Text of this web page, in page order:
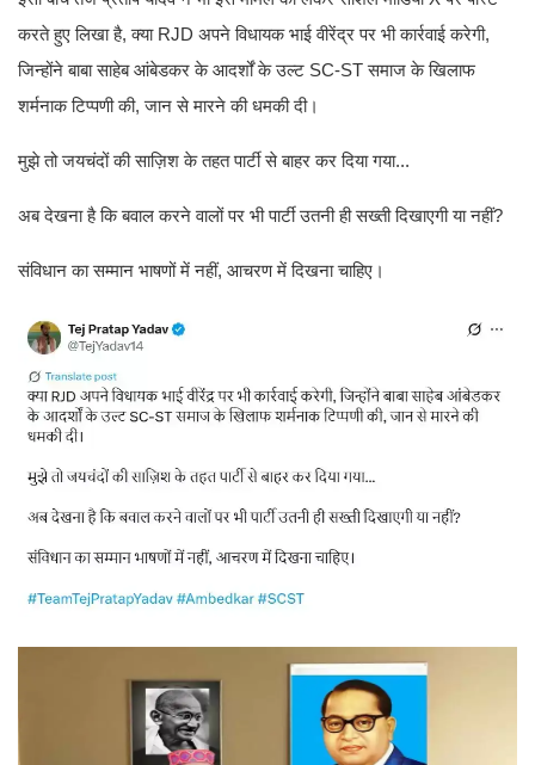
करते हुए लिखा है, क्या RJD अपने विधायक भाई वीरेंद्र पर भी कार्रवाई करेगी,
जिन्होंने बाबा साहेब आंबेडकर के आदर्शों के उल्ट SC-ST समाज के खिलाफ
शर्मनाक टिप्पणी की, जान से मारने की धमकी दी।
मुझे तो जयचंदों की साज़िश के तहत पार्टी से बाहर कर दिया गया...
अब देखना है कि बवाल करने वालों पर भी पार्टी उतनी ही सख्ती दिखाएगी या नहीं?
संविधान का सम्मान भाषणों में नहीं, आचरण में दिखना चाहिए।